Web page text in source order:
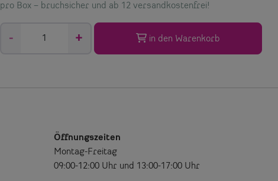
pro Box – bruchsicher und ab 12 versandkostenfrei!
- + in den Warenkorb
Öffnungszeiten
Montag-Freitag
09:00-12:00 Uhr und 13:00-17:00 Uhr